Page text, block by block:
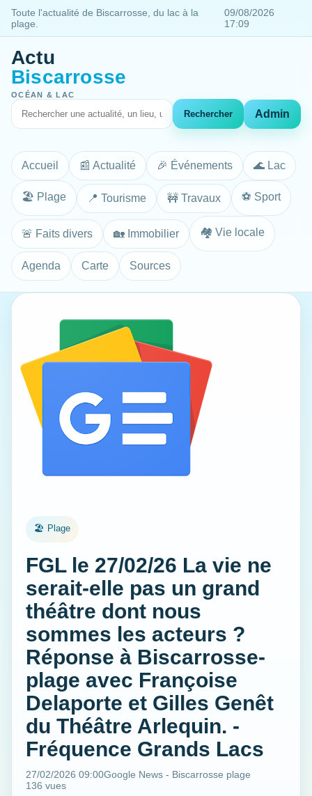
Toute l'actualité de Biscarrosse, du lac à la
plage.
09/08/2026
17:09
Actu
Biscarrosse
OCÉAN & LAC
Rechercher Admin
Accueil 📰 Actualité 🎉 Événements 🌊 Lac
🏖️ Plage 📍 Tourisme 🚧 Travaux ⚽ Sport
🚨 Faits divers 🏡 Immobilier 🏘️ Vie locale
Agenda Carte Sources
🏖️ Plage
FGL le 27/02/26 La vie ne
serait-elle pas un grand
théâtre dont nous
sommes les acteurs ?
Réponse à Biscarrosse-
plage avec Françoise
Delaporte et Gilles Genêt
du Théâtre Arlequin. -
Fréquence Grands Lacs
27/02/2026 09:00Google News - Biscarrosse plage
136 vues